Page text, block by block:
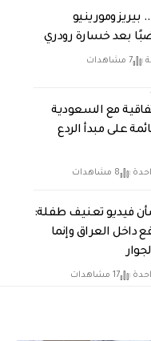
بيريز ومورينيو
بعد خسارة رودري
7 مشاهدات
مع السعودية
على مبدأ الردع
8 مشاهدات
فيديو تعنيف طفلة:
داخل العراق وإنما
17 مشاهدات